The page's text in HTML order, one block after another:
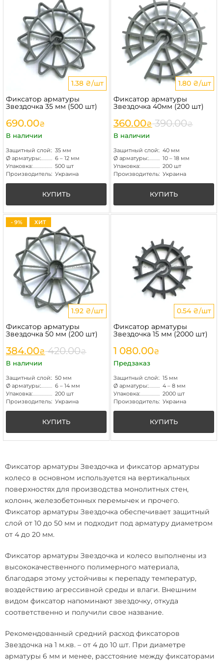
1.38 ₴/шт
Фиксатор арматуры
Звездочка 35 мм (500 шт)
690.00₴
В наличии
Защитный слой: 35 мм
Ø арматуры:
6 – 12 мм
Упаковка:
500 шт
Производитель: Украина
КУПИТЬ
1.80 ₴/шт
Фиксатор арматуры
Звездочка 40мм (200 шт)
360.00₴ 390.00₴
В наличии
Защитный слой: 40 мм
Ø арматуры:
10 – 18 мм
Упаковка:
200 шт
Производитель: Украина
КУПИТЬ
- 9% ХИТ
1.92 ₴/шт
Фиксатор арматуры
Звездочка 50 мм (200 шт)
384.00₴ 420.00₴
В наличии
Защитный слой: 50 мм
Ø арматуры:
6 – 14 мм
Упаковка:
200 шт
Производитель: Украина
КУПИТЬ
0.54 ₴/шт
Фиксатор арматуры
Звездочка 15 мм (2000 шт)
1 080.00₴
Предзаказ
Защитный слой: 15 мм
Ø арматуры:
4 – 8 мм
Упаковка:
2000 шт
Производитель: Украина
КУПИТЬ
Фиксатор арматуры Звездочка и фиксатор арматуры
колесо в основном используется на вертикальных
поверхностях для производства монолитных стен,
колонн, железобетонных перемычек и прочего.
Фиксатор арматуры Звездочка обеспечивает защитный
слой от 10 до 50 мм и подходит под арматуру диаметром
от 4 до 20 мм.
Фиксатор арматуры Звездочка и колесо выполнены из
высококачественного полимерного материала,
благодаря этому устойчивы к перепаду температур,
воздействию агрессивной среды и влаги. Внешним
видом фиксатор напоминают звездочку, откуда
соответственно и получили свое название.
Рекомендованный средний расход фиксаторов
Звездочка на 1 м.кв. – от 4 до 10 шт. При диаметре
арматуры 6 мм и менее, расстояние между фиксаторами